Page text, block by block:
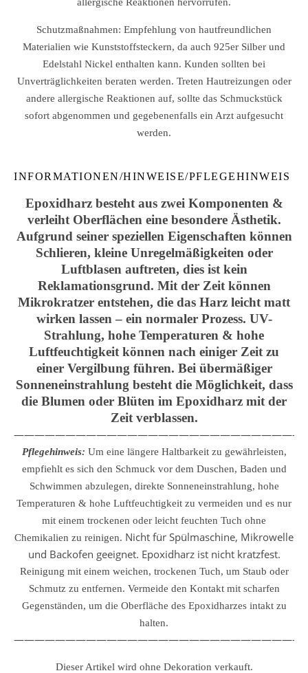
Schutzmaßnahmen: Empfehlung von hautfreundlichen
Materialien wie Kunststoffsteckern, da auch 925er Silber und
Edelstahl Nickel enthalten kann. Kunden sollten bei
Unverträglichkeiten beraten werden. Treten Hautreizungen oder
andere allergische Reaktionen auf, sollte das Schmuckstück
sofort abgenommen und gegebenenfalls ein Arzt aufgesucht
werden.
INFORMATIONEN/HINWEISE/PFLEGEHINWEIS
Epoxidharz besteht aus zwei Komponenten &
verleiht Oberflächen eine besondere Ästhetik.
Aufgrund seiner speziellen Eigenschaften können
Schlieren, kleine Unregelmäßigkeiten oder
Luftblasen auftreten, dies ist kein
Reklamationsgrund. Mit der Zeit können
Mikrokratzer entstehen, die das Harz leicht matt
wirken lassen – ein normaler Prozess. UV-
Strahlung, hohe Temperaturen & hohe
Luftfeuchtigkeit können nach einiger Zeit zu
einer Vergilbung führen. Bei übermäßiger
Sonneneinstrahlung besteht die Möglichkeit, dass
die Blumen oder Blüten im Epoxidharz mit der
Zeit verblassen.
Pflegehinweis: Um eine längere Haltbarkeit zu gewährleisten,
empfiehlt es sich den Schmuck vor dem Duschen, Baden und
Schwimmen abzulegen, direkte Sonneneinstrahlung, hohe
Temperaturen & hohe Luftfeuchtigkeit zu vermeiden und es nur
mit einem trockenen oder leicht feuchten Tuch ohne
Chemikalien zu reinigen. Nicht für Spülmaschine, Mikrowelle
und Backofen geeignet. Epoxidharz ist nicht kratzfest.
Reinigung mit einem weichen, trockenen Tuch, um Staub oder
Schmutz zu entfernen. Vermeide den Kontakt mit scharfen
Gegenständen, um die Oberfläche des Epoxidharzes intakt zu
halten.
Dieser Artikel wird ohne Dekoration verkauft.